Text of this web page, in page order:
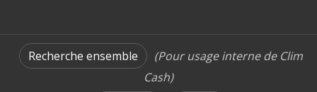
Recherche ensemble
(Pour usage interne de Clim
Cash)